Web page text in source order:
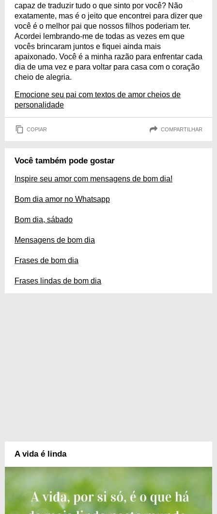
capaz de traduzir tudo o que sinto por você? Não
exatamente, mas é o jeito que encontrei para dizer que
você é o melhor pai que nossos filhos poderiam ter.
Acordei lembrando-me de todas as vezes em que
vocês brincaram juntos e fiquei ainda mais
apaixonado. Você é a minha razão para enfrentar cada
dia de uma vez e para voltar para casa com o coração
cheio de alegria.
Emocione seu pai com textos de amor cheios de
personalidade
COPIAR COMPARTILHAR
Você também pode gostar
Inspire seu amor com mensagens de bom dia!
Bom dia amor no Whatsapp
Bom dia, sábado
Mensagens de bom dia
Frases de bom dia
Frases lindas de bom dia
A vida é linda